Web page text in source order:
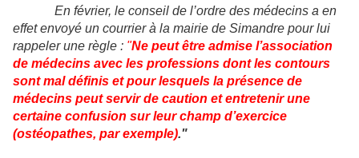
En février, le conseil de l’ordre des médecins a en
effet envoyé un courrier à la mairie de Simandre pour lui
rappeler une règle : "Ne peut être admise l’association
de médecins avec les professions dont les contours
sont mal définis et pour lesquels la présence de
médecins peut servir de caution et entretenir une
certaine confusion sur leur champ d’exercice
(ostéopathes, par exemple)."